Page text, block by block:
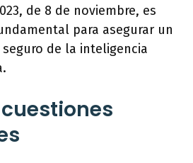
de 8 de noviembre, es
para asegurar un
de la inteligencia